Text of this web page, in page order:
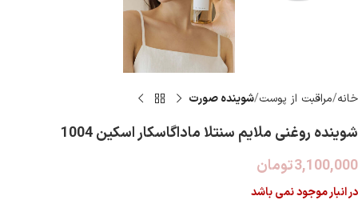
خانه مراقبت از پوست شوينده صورت
شوینده روغنی ملایم سنتلا ماداگاسکار اسکین 1004
3,100,000تومان
در انبار موجود نمی باشد